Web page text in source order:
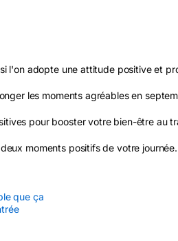
l'on adopte une attitude positive et
les moments agréables en
pour booster votre bien-être au
moments positifs de votre journée.
que ça